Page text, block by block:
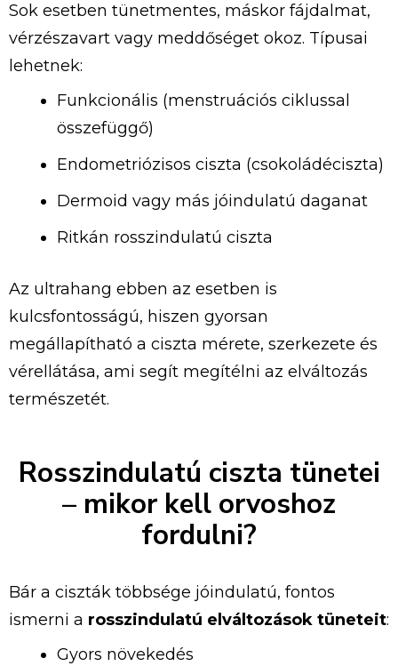
Sok esetben tünetmentes, máskor fájdalmat,
vérzészavart vagy meddőséget okoz. Típusai
lehetnek:
Funkcionális (menstruációs ciklussal
összefüggő)
Endometriózisos ciszta (csokoládéciszta)
Dermoid vagy más jóindulatú daganat
Ritkán rosszindulatú ciszta
Az ultrahang ebben az esetben is
kulcsfontosságú, hiszen gyorsan
megállapítható a ciszta mérete, szerkezete és
vérellátása, ami segít megítélni az elváltozás
természetét.
Rosszindulatú ciszta tünetei
– mikor kell orvoshoz
fordulni?
Bár a ciszták többsége jóindulatú, fontos
ismerni a rosszindulatú elváltozások tüneteit:
Gyors növekedés